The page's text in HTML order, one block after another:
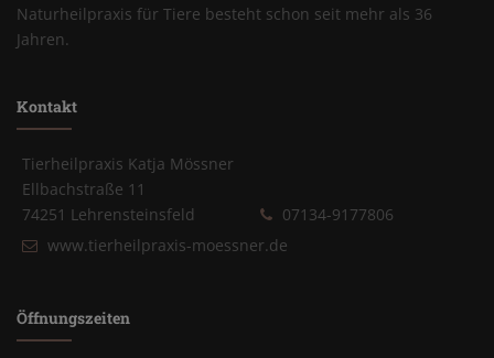
Naturheilpraxis für Tiere besteht schon seit mehr als 36
Jahren.
Kontakt
Tierheilpraxis Katja Mössner
Ellbachstraße 11
74251 Lehrensteinsfeld
07134-9177806
www.tierheilpraxis-moessner.de
Öffnungszeiten